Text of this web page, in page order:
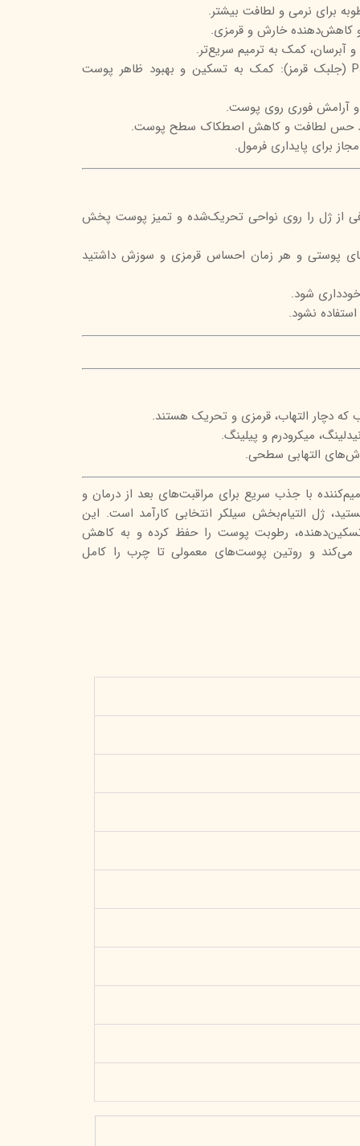
برای نرمی و لطافت بیشتر.
کاهش‌دهنده خارش و قرمزی.
و آبرسان، کمک به ترمیم سریع‌تر.
عصاره Palmaria Palmata (جلبک قرمز): کمک به تسکین و بهبود ظاهر پوست
آرامش فوری روی پوست.
برای پایداری فرمول.
مقدار کافی از ژل را روی نواحی تحریک‌شده و تمیز پوست پخش
پوستی و هر زمان احساس قرمزی و سوزش داشتید
شود.
نشود.
دچار التهاب، قرمزی و تحریک هستند.
میکرودرم و پیلینگ.
التهابی سطحی.
با جذب سریع برای مراقبت‌های بعد از درمان و
ژل التیام‌بخش سیلکر انتخابی کارآمد است. این
رطوبت پوست را حفظ کرده و به کاهش
می‌کند و روتین پوست‌های معمولی تا چرب را کامل